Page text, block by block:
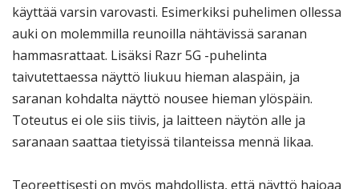
käyttää varsin varovasti. Esimerkiksi puhelimen ollessa
auki on molemmilla reunoilla nähtävissä saranan
hammasrattaat. Lisäksi Razr 5G -puhelinta
taivutettaessa näyttö liukuu hieman alaspäin, ja
saranan kohdalta näyttö nousee hieman ylöspäin.
Toteutus ei ole siis tiivis, ja laitteen näytön alle ja
saranaan saattaa tietyissä tilanteissa mennä likaa.
Teoreettisesti on myös mahdollista, että näyttö hajoaa